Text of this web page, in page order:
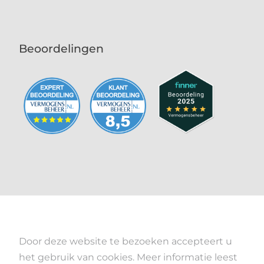
Beoordelingen
Door deze website te bezoeken accepteert u
het gebruik van cookies. Meer informatie leest